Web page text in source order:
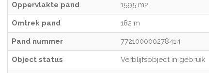
Oppervlakte pand 1595 m2
Omtrek pand 182 m
Pand nummer 772100000278414
Object status Verblijfsobject in gebruik